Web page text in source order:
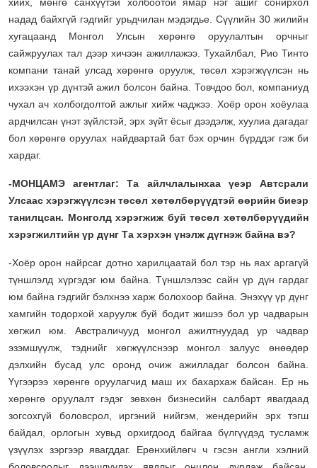
хийх, мөнгө санхүүтэй холбоотой ямар нэг ашиг сонирхол
надад байхгүй гэдгийг урьдчилан мэдэгдье. Сүүлийн 30 жилийн
хугацаанд Монгол Улсын хөрөнгө оруулалтын орчныг
сайжруулах тал дээр хичээн ажиллажээ. Тухайлбал, Рио Тинто
компани танай улсад хөрөнгө оруулж, төсөл хэрэгжүүлсэн нь
ихээхэн үр дүнтэй ажил болсон байна. Товчдоо бол, компаниуд
чухал ач холбогдолтой ажлыг хийж чаджээ. Хоёр орон хоёулаа
ардчилсан үнэт зүйлстэй, эрх зүйт ёсыг дээдэлж, хуулиа дагадаг
бол хөрөнгө оруулах найдвартай бат бэх орчин бүрддэг гэж би
хардаг.
-МОНЦАМЭ агентлаг: Та айлчлалынхаа үеэр Автсрали
Улсаас хэрэгжүүлсэн төсөл хөтөлбөрүүдтэй өөрийн биеэр
танилцсан. Монголд хэрэгжиж буй төсөл хөтөлбөрүүдийн
хэрэгжилтийн үр дүнг Та хэрхэн үнэлж дүгнэж байна вэ?
-Хоёр орон найрсаг дотно харилцаатай бол тэр нь яах аргагүй
түншлэлд хүргэдэг юм байна. Түншлэлээс сайн үр дүн гардаг
юм байна гэдгийг бэлхнээ харж болохоор байна. Энэхүү үр дүнг
хамгийн тодорхой харуулж буй бодит жишээ бол ур чадварын
хөгжил юм. Австраличууд монгол ажилтнуудад ур чадвар
эзэмшүүлж, тэднийг хөгжүүлснээр монгол залуус өнөөдөр
дэлхийн бусад улс оронд очиж ажилладаг болсон байна.
Үүгээрээ хөрөнгө оруулагчид маш их бахархаж байсан. Ер нь
хөрөнгө оруулалт гэдэг зөвхөн бизнесийн салбарт явагдаад
зогсохгүй боловсрол, иргэний нийгэм, жендерийн эрх тэгш
байдал, орлогын хувьд орхигдоод байгаа бүлгүүдэд тусламж
үзүүлэх зэргээр явагддаг. Ерөнхийлөгч ч гэсэн англи хэлний